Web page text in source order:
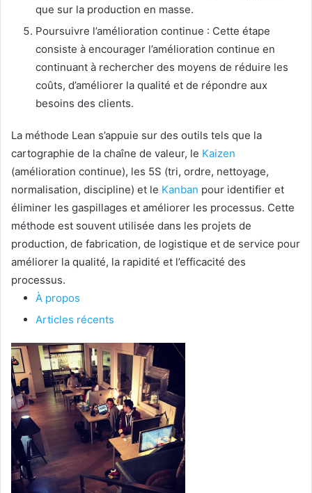
que sur la production en masse.
Poursuivre l’amélioration continue : Cette étape
consiste à encourager l’amélioration continue en
continuant à rechercher des moyens de réduire les
coûts, d’améliorer la qualité et de répondre aux
besoins des clients.
La méthode Lean s’appuie sur des outils tels que la
cartographie de la chaîne de valeur, le Kaizen
(amélioration continue), les 5S (tri, ordre, nettoyage,
normalisation, discipline) et le Kanban pour identifier et
éliminer les gaspillages et améliorer les processus. Cette
méthode est souvent utilisée dans les projets de
production, de fabrication, de logistique et de service pour
améliorer la qualité, la rapidité et l’efficacité des
processus.
À propos
Articles récents